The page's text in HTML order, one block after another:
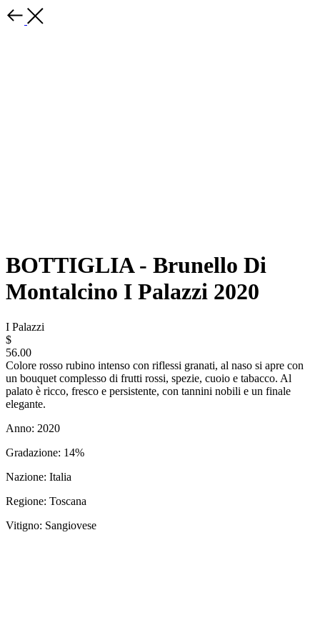
BOTTIGLIA - Brunello Di
Montalcino I Palazzi 2020
I Palazzi
$
56.00
Colore rosso rubino intenso con riflessi granati, al naso si apre con
un bouquet complesso di frutti rossi, spezie, cuoio e tabacco. Al
palato è ricco, fresco e persistente, con tannini nobili e un finale
elegante.
Anno: 2020
Gradazione: 14%
Nazione: Italia
Regione: Toscana
Vitigno: Sangiovese